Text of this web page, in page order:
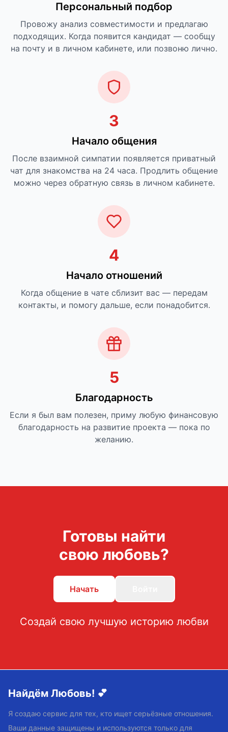
Персональный подбор
Провожу анализ совместимости и предлагаю
подходящих. Когда появится кандидат — сообщу
на почту и в личном кабинете, или позвоню лично.
3
Начало общения
После взаимной симпатии появляется приватный
чат для знакомства на 24 часа. Продлить общение
можно через обратную связь в личном кабинете.
4
Начало отношений
Когда общение в чате сблизит вас — передам
контакты, и помогу дальше, если понадобится.
5
Благодарность
Если я был вам полезен, приму любую финансовую
благодарность на развитие проекта — пока по
желанию.
Готовы найти
свою любовь?
Начать
Создай свою лучшую историю любви
Найдём Любовь! 💕
Я создаю сервис для тех, кто ищет серьёзные отношения.
Ваши данные защищены и используются только для